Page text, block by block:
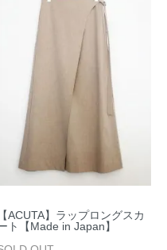
【ACUTA】ラップロングスカ
ト【Made in Japan】